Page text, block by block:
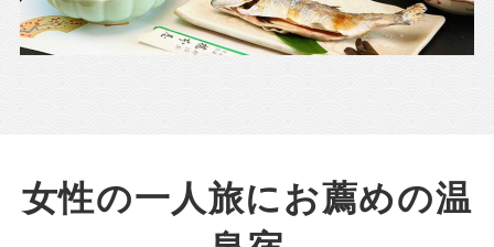
女性の一人旅にお薦めの温